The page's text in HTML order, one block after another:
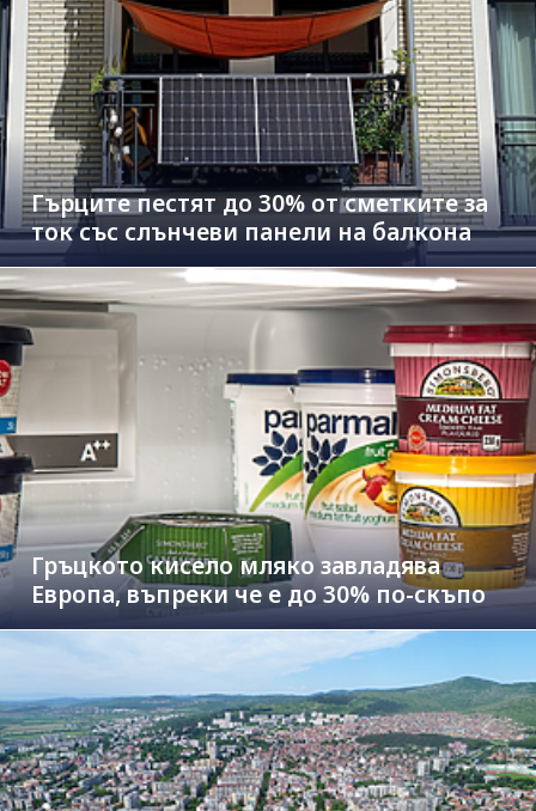
Гърците пестят до 30% от сметките за
ток със слънчеви панели на балкона
Гръцкото кисело мляко завладява
Европа, въпреки че е до 30% по-скъпо